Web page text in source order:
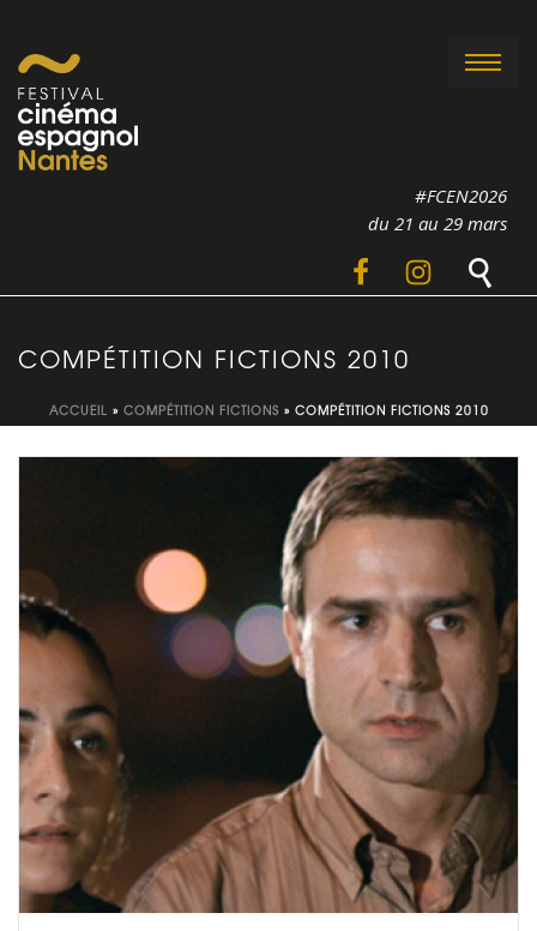
#FCEN2026
du 21 au 29 mars
COMPÉTITION FICTIONS 2010
ACCUEIL » COMPÉTITION FICTIONS » COMPÉTITION FICTIONS 2010